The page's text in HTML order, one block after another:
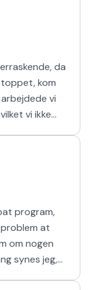
da
kom
vi ikke
program,
at
om nogen